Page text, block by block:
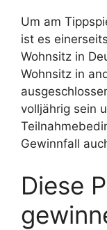
Um am
ist es
Wohnsitz in
Wohnsitz in
volljährig sein
Gewinnfall
Diese